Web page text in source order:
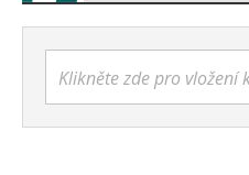
Klikněte zde pro vložení